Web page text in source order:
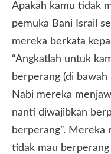
Apakah kamu tidak
pemuka Bani Israil
mereka berkata
“Angkatlah untuk
berperang (di bawah
Nabi mereka
nanti diwajibkan
berperang”. Mereka
tidak mau berperang